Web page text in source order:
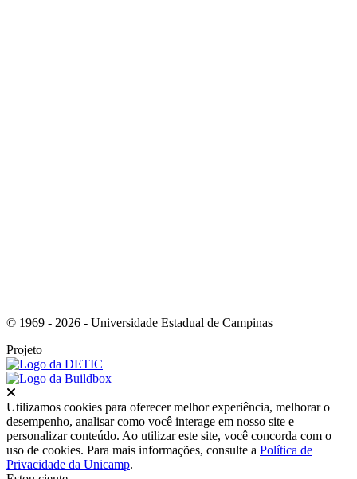
© 1969 - 2026 - Universidade Estadual de Campinas
Projeto
Utilizamos cookies para oferecer melhor experiência, melhorar o
desempenho, analisar como você interage em nosso site e
personalizar conteúdo. Ao utilizar este site, você concorda com o
uso de cookies. Para mais informações, consulte a Política de
Privacidade da Unicamp.